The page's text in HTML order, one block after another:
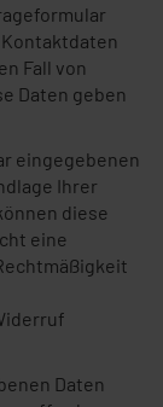
Fall von
Daten geben
eingegebenen
Ihrer
diese
eine
Daten